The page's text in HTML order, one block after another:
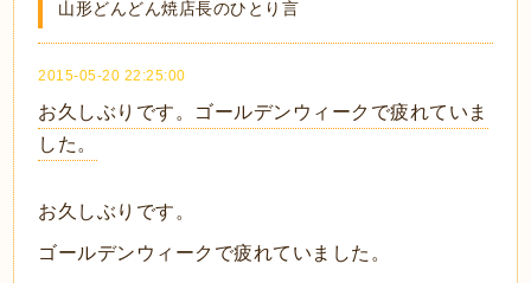
山形どんどん焼店長のひとり言
2015-05-20 22:25:00
お久しぶりです。ゴールデンウィークで疲れていま
した。
お久しぶりです。
ゴールデンウィークで疲れていました。